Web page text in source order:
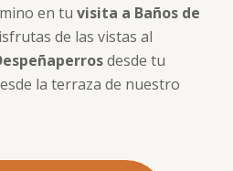
en tu visita a Baños de
de las vistas al
desde tu
la terraza de nuestro